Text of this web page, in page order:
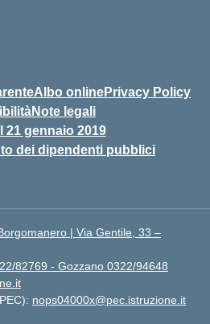
Albo onlinePrivacy Policy
Note legali
21 gennaio 2019
dei dipendenti pubblici
| Via Gentile, 33 –
82769 - Gozzano 0322/94648
nops04000x@pec.istruzione.it